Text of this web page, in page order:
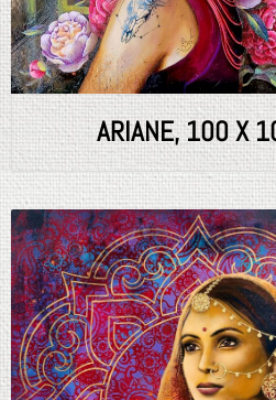
ARIANE, 100 X